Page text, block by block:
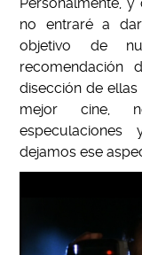
no entraré a
objetivo de
disección de
mejor cine,
dejamos ese